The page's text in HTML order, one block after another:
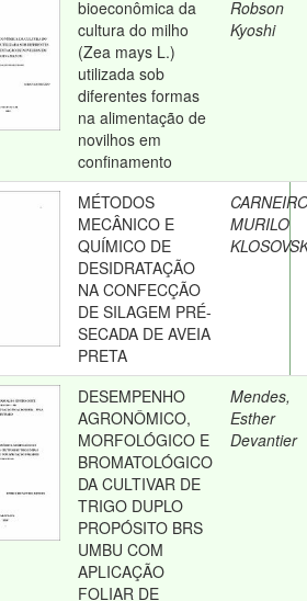
bioeconômica da
cultura do milho
(Zea mays L.)
utilizada sob
diferentes formas
na alimentação de
novilhos em
confinamento
Robson
Kyoshi
MÉTODOS
MECÂNICO E
QUÍMICO DE
DESIDRATAÇÃO
NA CONFECÇÃO
DE SILAGEM PRÉ-
SECADA DE AVEIA
PRETA
MURILO
DESEMPENHO
AGRONÔMICO,
MORFOLÓGICO E
BROMATOLÓGICO
DA CULTIVAR DE
TRIGO DUPLO
PROPÓSITO BRS
UMBU COM
APLICAÇÃO
FOLIAR DE
Mendes,
Esther
Devantier